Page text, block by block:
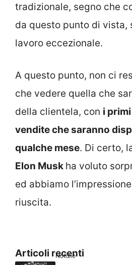
tradizionale, segno che
da questo punto di vista,
lavoro eccezionale.
A questo punto, non ci
che vedere quella che
della clientela, con i
vendite che saranno
qualche mese. Di certo,
Elon Musk ha voluto
ed abbiamo
riuscita.
Articoli recenti
Notizie